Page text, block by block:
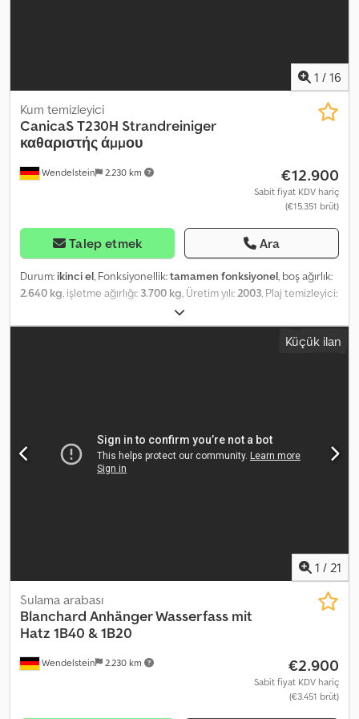
1 / 16
Wendelstein 2.230 km
Kum temizleyici
CanicaST230H Strandreiniger
καθαριστής άμμου
€12.900
Sabit fiyat KDV hariç
(€15.351 brüt)
Talep etmek Ara
Durum: ikinci el, Fonksiyonellik:tamamen fonksiyonel, boş ağırlık:
2.640 kg, işletme ağırlığı: 3.700 kg, Üretim yılı:2003, Plaj temizleyici:
Dsdpfjy E N H Rsx Amvskr + Canicas + T230H + 2003 model + Tam
galvanizli + PTO ile tahrik (540 veya 1.000 dev/dak) + 5990mm x
2550mm x 2600mm (uxgxy) + Boş ağırlık: 2.640 kg; izin verilen azami
saklıdır!
Küçük ilan
1 / 21
Wendelstein 2.230 km
Sulama arabası
Blanchard Anhänger Wasserfass mit
Hatz 1B40 & 1B20
€2.900
Sabit fiyat KDV hariç
(€3.451 brüt)